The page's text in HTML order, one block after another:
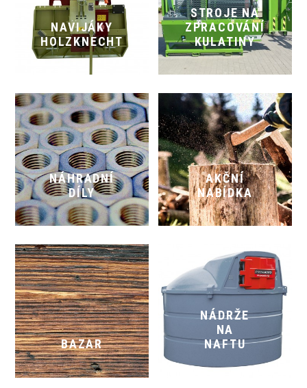
NAVIJÁKY
HOLZKNECHT
STROJE NA
ZPRACOVÁNÍ
KULATINY
NÁHRADNÍ
DÍLY
AKČNÍ
NABÍDKA
BAZAR
NÁDRŽE
NA
NAFTU